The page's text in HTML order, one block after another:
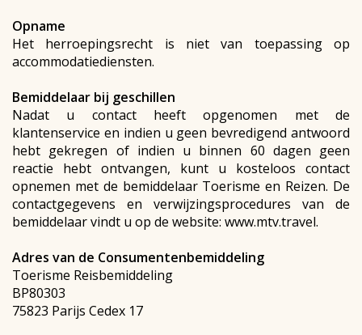
Opname
Het herroepingsrecht is niet van toepassing op
accommodatiediensten.
Bemiddelaar bij geschillen
Nadat u contact heeft opgenomen met de
klantenservice en indien u geen bevredigend antwoord
hebt gekregen of indien u binnen 60 dagen geen
reactie hebt ontvangen, kunt u kosteloos contact
opnemen met de bemiddelaar Toerisme en Reizen. De
contactgegevens en verwijzingsprocedures van de
bemiddelaar vindt u op de website: www.mtv.travel.
Adres van de Consumentenbemiddeling
Toerisme Reisbemiddeling
BP80303
75823 Parijs Cedex 17